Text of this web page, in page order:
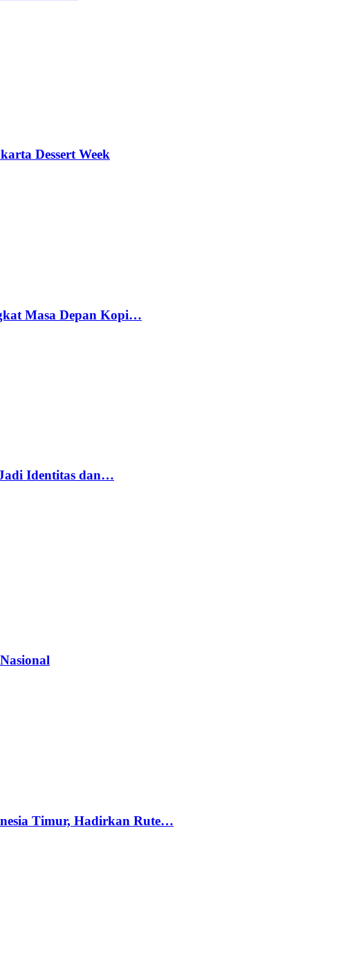
Dessert Week
Masa Depan Kopi…
Identitas dan…
Timur, Hadirkan Rute…